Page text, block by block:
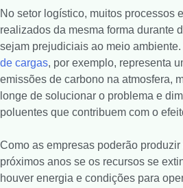
No setor logístico, muitos processos
realizados da mesma forma durante
sejam prejudiciais ao meio ambiente.
de cargas, por exemplo, representa
emissões de carbono na atmosfera,
longe de solucionar o problema e
poluentes que contribuem com o
Como as empresas poderão
próximos anos se os recursos se
houver energia e condições para